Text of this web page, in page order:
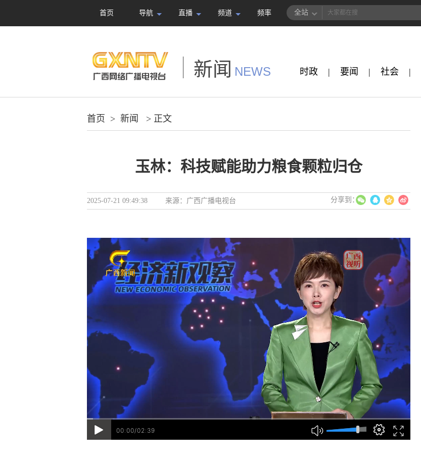
首页 导航 直播 频道 频率 全站
新闻 NEWS 时政 | 要闻 | 社会 |
首页 > 新闻 > 正文
玉林：科技赋能助力粮食颗粒归仓
2025-07-21 09:49:38 来源： 广西广播电视台
00:00/02:39